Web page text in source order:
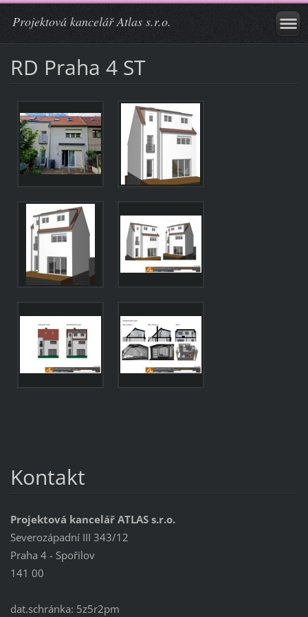
Projektová kancelář Atlas s.r.o.
RD Praha 4 ST
Kontakt
Projektová kancelář ATLAS s.r.o.
Severozápadní III 343/12
Praha 4 - Spořilov
141 00
dat.schránka: 5z5r2pm